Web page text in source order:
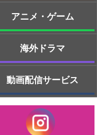
アニメ・ゲーム
海外ドラマ
動画配信サービス